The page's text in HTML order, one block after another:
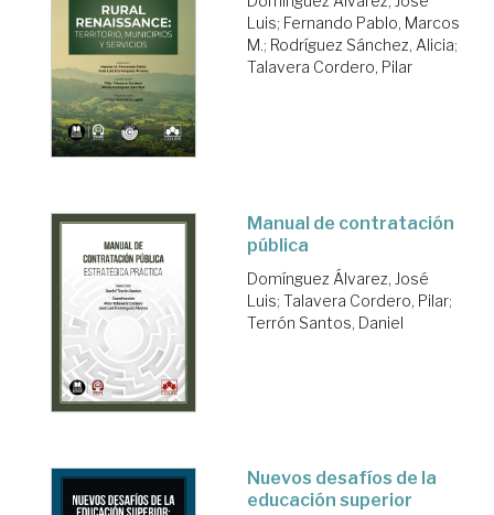
Luis; Fernando Pablo, Marcos
M.; Rodríguez Sánchez, Alicia;
Talavera Cordero, Pilar
Manual de contratación
pública
Domínguez Álvarez, José
Luis; Talavera Cordero, Pilar;
Terrón Santos, Daniel
Nuevos desafíos de la
educación superior